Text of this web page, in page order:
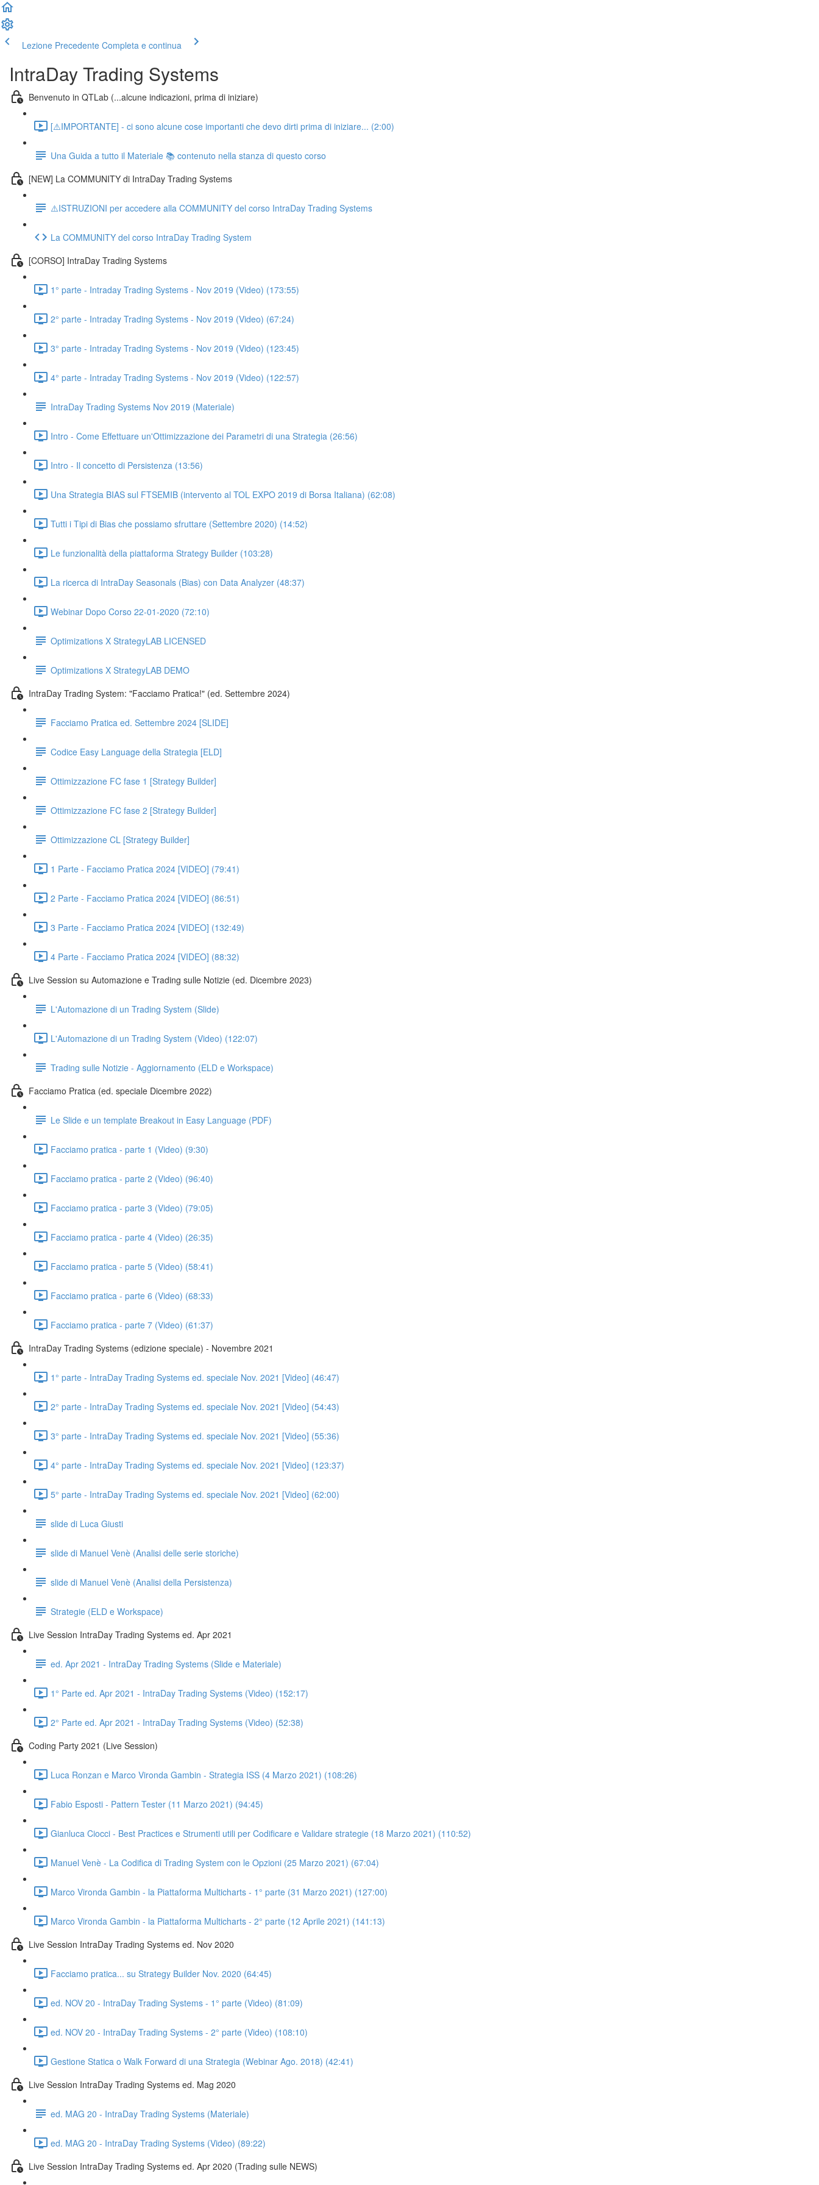
Lezione Precedente Completa e continua
IntraDay Trading Systems
Benvenuto in QTLab (...alcune indicazioni, prima di iniziare)
[⚠️IMPORTANTE] - ci sono alcune cose importanti che devo dirti prima di iniziare... (2:00)
Una Guida a tutto il Materiale 📚 contenuto nella stanza di questo corso
[NEW] La COMMUNITY di IntraDay Trading Systems
⚠️ISTRUZIONI per accedere alla COMMUNITY del corso IntraDay Trading Systems
La COMMUNITY del corso IntraDay Trading System
[CORSO] IntraDay Trading Systems
1° parte - Intraday Trading Systems - Nov 2019 (Video) (173:55)
2° parte - Intraday Trading Systems - Nov 2019 (Video) (67:24)
3° parte - Intraday Trading Systems - Nov 2019 (Video) (123:45)
4° parte - Intraday Trading Systems - Nov 2019 (Video) (122:57)
IntraDay Trading Systems Nov 2019 (Materiale)
Intro - Come Effettuare un'Ottimizzazione dei Parametri di una Strategia (26:56)
Intro - Il concetto di Persistenza (13:56)
Una Strategia BIAS sul FTSEMIB (intervento al TOL EXPO 2019 di Borsa Italiana) (62:08)
Tutti i Tipi di Bias che possiamo sfruttare (Settembre 2020) (14:52)
Le funzionalità della piattaforma Strategy Builder (103:28)
La ricerca di IntraDay Seasonals (Bias) con Data Analyzer (48:37)
Webinar Dopo Corso 22-01-2020 (72:10)
Optimizations X StrategyLAB LICENSED
Optimizations X StrategyLAB DEMO
IntraDay Trading System: "Facciamo Pratica!" (ed. Settembre 2024)
Facciamo Pratica ed. Settembre 2024 [SLIDE]
Codice Easy Language della Strategia [ELD]
Ottimizzazione FC fase 1 [Strategy Builder]
Ottimizzazione FC fase 2 [Strategy Builder]
Ottimizzazione CL [Strategy Builder]
1 Parte - Facciamo Pratica 2024 [VIDEO] (79:41)
2 Parte - Facciamo Pratica 2024 [VIDEO] (86:51)
3 Parte - Facciamo Pratica 2024 [VIDEO] (132:49)
4 Parte - Facciamo Pratica 2024 [VIDEO] (88:32)
Live Session su Automazione e Trading sulle Notizie (ed. Dicembre 2023)
L'Automazione di un Trading System (Slide)
L'Automazione di un Trading System (Video) (122:07)
Trading sulle Notizie - Aggiornamento (ELD e Workspace)
Facciamo Pratica (ed. speciale Dicembre 2022)
Le Slide e un template Breakout in Easy Language (PDF)
Facciamo pratica - parte 1 (Video) (9:30)
Facciamo pratica - parte 2 (Video) (96:40)
Facciamo pratica - parte 3 (Video) (79:05)
Facciamo pratica - parte 4 (Video) (26:35)
Facciamo pratica - parte 5 (Video) (58:41)
Facciamo pratica - parte 6 (Video) (68:33)
Facciamo pratica - parte 7 (Video) (61:37)
IntraDay Trading Systems (edizione speciale) - Novembre 2021
1° parte - IntraDay Trading Systems ed. speciale Nov. 2021 [Video] (46:47)
2° parte - IntraDay Trading Systems ed. speciale Nov. 2021 [Video] (54:43)
3° parte - IntraDay Trading Systems ed. speciale Nov. 2021 [Video] (55:36)
4° parte - IntraDay Trading Systems ed. speciale Nov. 2021 [Video] (123:37)
5° parte - IntraDay Trading Systems ed. speciale Nov. 2021 [Video] (62:00)
slide di Luca Giusti
slide di Manuel Venè (Analisi delle serie storiche)
slide di Manuel Venè (Analisi della Persistenza)
Strategie (ELD e Workspace)
Live Session IntraDay Trading Systems ed. Apr 2021
ed. Apr 2021 - IntraDay Trading Systems (Slide e Materiale)
1° Parte ed. Apr 2021 - IntraDay Trading Systems (Video) (152:17)
2° Parte ed. Apr 2021 - IntraDay Trading Systems (Video) (52:38)
Coding Party 2021 (Live Session)
Luca Ronzan e Marco Vironda Gambin - Strategia ISS (4 Marzo 2021) (108:26)
Fabio Esposti - Pattern Tester (11 Marzo 2021) (94:45)
Gianluca Ciocci - Best Practices e Strumenti utili per Codificare e Validare strategie (18 Marzo 2021) (110:52)
Manuel Venè - La Codifica di Trading System con le Opzioni (25 Marzo 2021) (67:04)
Marco Vironda Gambin - la Piattaforma Multicharts - 1° parte (31 Marzo 2021) (127:00)
Marco Vironda Gambin - la Piattaforma Multicharts - 2° parte (12 Aprile 2021) (141:13)
Live Session IntraDay Trading Systems ed. Nov 2020
Facciamo pratica... su Strategy Builder Nov. 2020 (64:45)
ed. NOV 20 - IntraDay Trading Systems - 1° parte (Video) (81:09)
ed. NOV 20 - IntraDay Trading Systems - 2° parte (Video) (108:10)
Gestione Statica o Walk Forward di una Strategia (Webinar Ago. 2018) (42:41)
Live Session IntraDay Trading Systems ed. Mag 2020
ed. MAG 20 - IntraDay Trading Systems (Materiale)
ed. MAG 20 - IntraDay Trading Systems (Video) (89:22)
Live Session IntraDay Trading Systems ed. Apr 2020 (Trading sulle NEWS)